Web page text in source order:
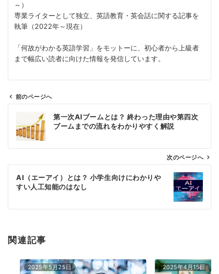
～）
専業ライターとして独立、英語教育・英会話に関する記事を
執筆（2022年～現在）
「何故がわかる英語学習」をモットーに、初心者から上級者
まで幅広い読者に向けた情報を発信しています。
ビ
ン
前のページへ
第一次AIブームとは？ 終わった理由や第四次
ブームまでの流れをわかりやすく解説
次のページへ
AI（エーアイ）とは？ 小学生向けにわかりや
すい人工知能のはなし
関連記事
2025年5月25日 2025年4月15日